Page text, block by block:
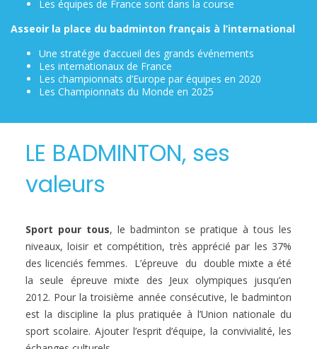
Les équipes de France sont dans la course
Asseoir la place du badminton français à l’international
Une stratégie d’accueil des grands événements
Les internationaux de France
Les championnats d’Europe par équipes en 2020
Les Championnats du Monde en 2025
LE BADMINTON, ses
valeurs
Sport pour tous, le badminton se pratique à tous les
niveaux, loisir et compétition, très apprécié par les 37%
des licenciés femmes. L’épreuve du double mixte a été
la seule épreuve mixte des Jeux olympiques jusqu’en
2012. Pour la troisième année consécutive, le badminton
est la discipline la plus pratiquée à l’Union nationale du
sport scolaire. Ajouter l’esprit d’équipe, la convivialité, les